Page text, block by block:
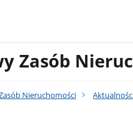
Zasób
Nieruchomości